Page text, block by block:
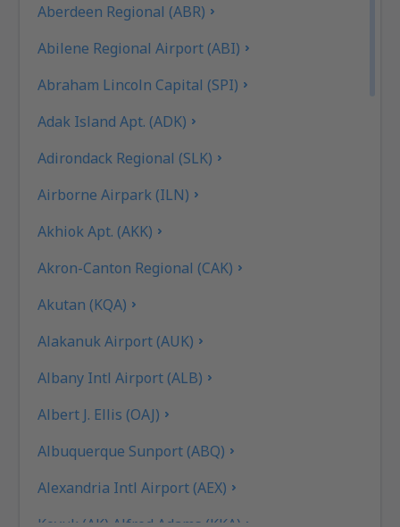
Aberdeen Regional (ABR)
Abilene Regional Airport (ABI)
Abraham Lincoln Capital (SPI)
Adak Island Apt. (ADK)
Adirondack Regional (SLK)
Airborne Airpark (ILN)
Akhiok Apt. (AKK)
Akron-Canton Regional (CAK)
Akutan (KQA)
Alakanuk Airport (AUK)
Albany Intl Airport (ALB)
Albert J. Ellis (OAJ)
Albuquerque Sunport (ABQ)
Alexandria Intl Airport (AEX)